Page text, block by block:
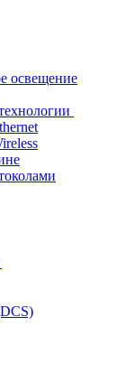
освещение